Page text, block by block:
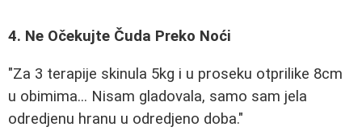
4. Ne Očekujte Čuda Preko Noći
"Za 3 terapije skinula 5kg i u proseku otprilike 8cm
u obimima... Nisam gladovala, samo sam jela
odredjenu hranu u odredjeno doba."